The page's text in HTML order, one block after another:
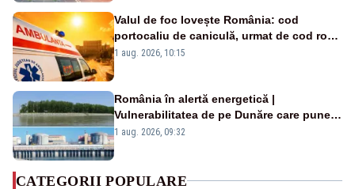
Valul de foc lovește România: cod
portocaliu de caniculă, urmat de cod roșu
duminică. Temperaturile urcă spre 40°C
1 aug. 2026, 10:15
România în alertă energetică |
Vulnerabilitatea de pe Dunăre care pune
în pericol Centrala Cernavodă era
1 aug. 2026, 09:32
CATEGORII POPULARE